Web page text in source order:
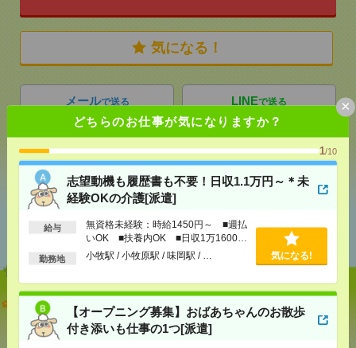
どちらのお仕事が気になりますか？
1/10
志望動機も履歴書も不要！日収1.1万円～＊未
経験OKの介護[派遣]
給与
無資格未経験：時給1450円～ ■週払
いOK ■扶養内OK ■日収1万1600円
以上
勤務地 小牧駅 / 小牧原駅 / 味岡駅 / … 気になる!
【オープニング募集】おばあちゃんのお散歩
付き添いも仕事の1つ[派遣]
×
気になる！
メールで送る LINEで送る
シェア ツイート ブックマーク
おすすめ
志望動機も履歴書も不要！日収1.1万円～＊未経験OK
の介護[派遣]